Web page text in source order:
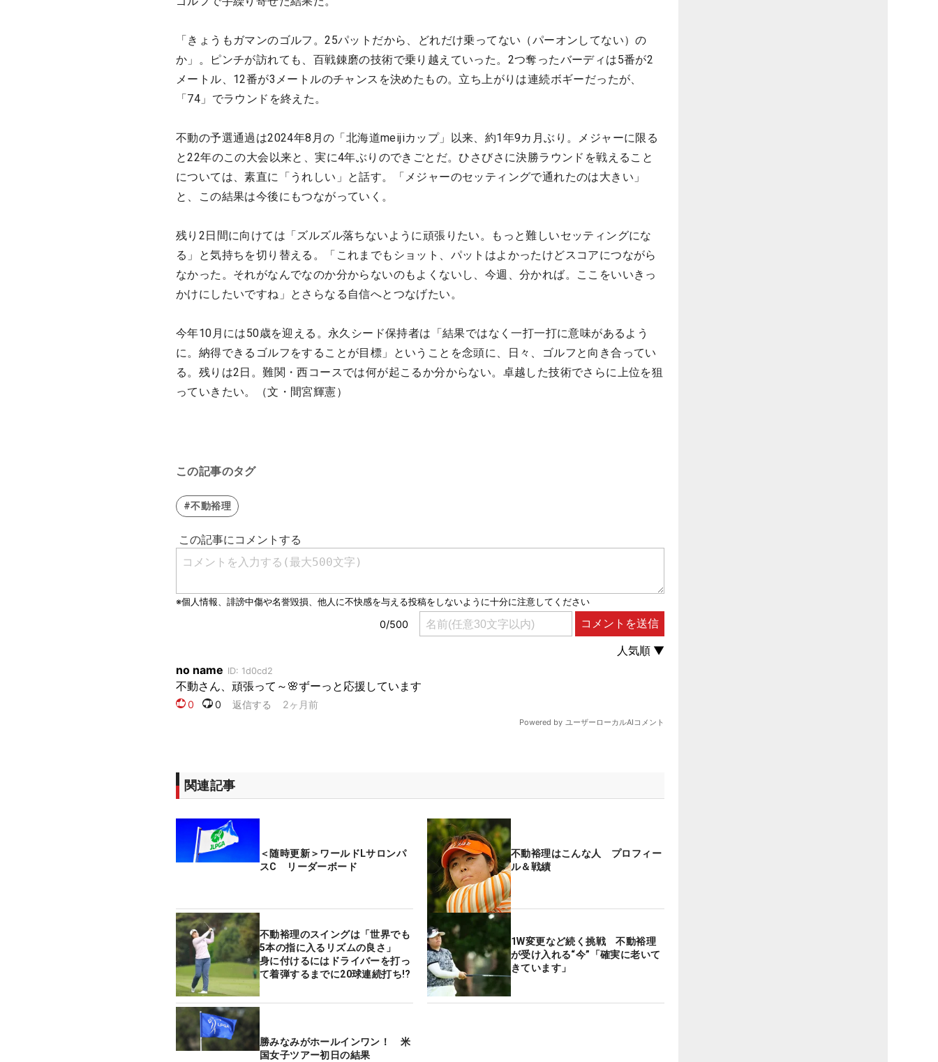
「きょうもガマンのゴルフ。25パットだから、どれだけ乗ってない（パーオンしてない）の
か」。ピンチが訪れても、百戦錬磨の技術で乗り越えていった。2つ奪ったバーディは5番が2
メートル、12番が3メートルのチャンスを決めたもの。立ち上がりは連続ボギーだったが、
「74」でラウンドを終えた。
不動の予選通過は2024年8月の「北海道meijiカップ」以来、約1年9カ月ぶり。メジャーに限る
と22年のこの大会以来と、実に4年ぶりのできごとだ。ひさびさに決勝ラウンドを戦えること
については、素直に「うれしい」と話す。「メジャーのセッティングで通れたのは大きい」
と、この結果は今後にもつながっていく。
残り2日間に向けては「ズルズル落ちないように頑張りたい。もっと難しいセッティングにな
る」と気持ちを切り替える。「これまでもショット、パットはよかったけどスコアにつながら
なかった。それがなんでなのか分からないのもよくないし、今週、分かれば。ここをいいきっ
かけにしたいですね」とさらなる自信へとつなげたい。
今年10月には50歳を迎える。永久シード保持者は「結果ではなく一打一打に意味があるよう
に。納得できるゴルフをすることが目標」ということを念頭に、日々、ゴルフと向き合ってい
る。残りは2日。難関・西コースでは何が起こるか分からない。卓越した技術でさらに上位を狙
っていきたい。（文・間宮輝憲）
この記事のタグ
#不動裕理
関連記事
＜随時更新＞ワールドLサロンパ
スC リーダーボード
不動裕理はこんな人 プロフィー
ル＆戦績
不動裕理のスイングは「世界でも
5本の指に入るリズムの良さ」
身に付けるにはドライバーを打っ
て着弾するまでに20球連続打ち!?
1W変更など続く挑戦 不動裕理
が受け入れる“今”「確実に老いて
きています」
勝みなみがホールインワン！ 米
国女子ツアー初日の結果